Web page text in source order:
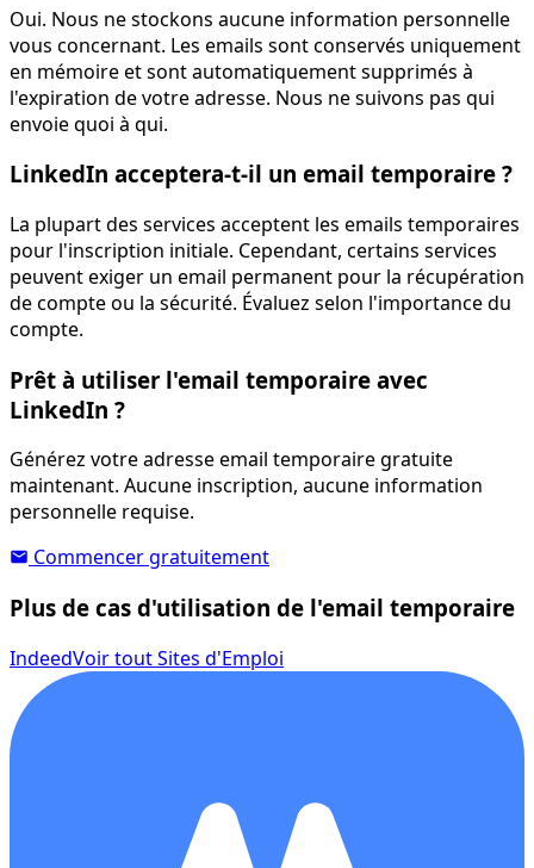
Oui. Nous ne stockons aucune information personnelle
vous concernant. Les emails sont conservés uniquement
en mémoire et sont automatiquement supprimés à
l'expiration de votre adresse. Nous ne suivons pas qui
envoie quoi à qui.
LinkedIn acceptera-t-il un email temporaire ?
La plupart des services acceptent les emails temporaires
pour l'inscription initiale. Cependant, certains services
peuvent exiger un email permanent pour la récupération
de compte ou la sécurité. Évaluez selon l'importance du
compte.
Prêt à utiliser l'email temporaire avec
LinkedIn ?
Générez votre adresse email temporaire gratuite
maintenant. Aucune inscription, aucune information
personnelle requise.
Commencer gratuitement
Plus de cas d'utilisation de l'email temporaire
IndeedVoir tout Sites d'Emploi